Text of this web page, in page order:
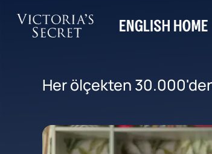
Her ölçekten